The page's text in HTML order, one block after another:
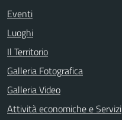
Eventi
Luoghi
Il Territorio
Galleria Fotografica
Galleria Video
Attività economiche e Servizi